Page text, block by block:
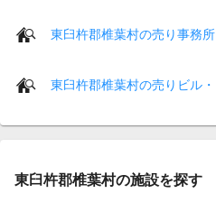
東臼杵郡椎葉村の売り事務所
東臼杵郡椎葉村の売りビル
東臼杵郡椎葉村の施設を探す